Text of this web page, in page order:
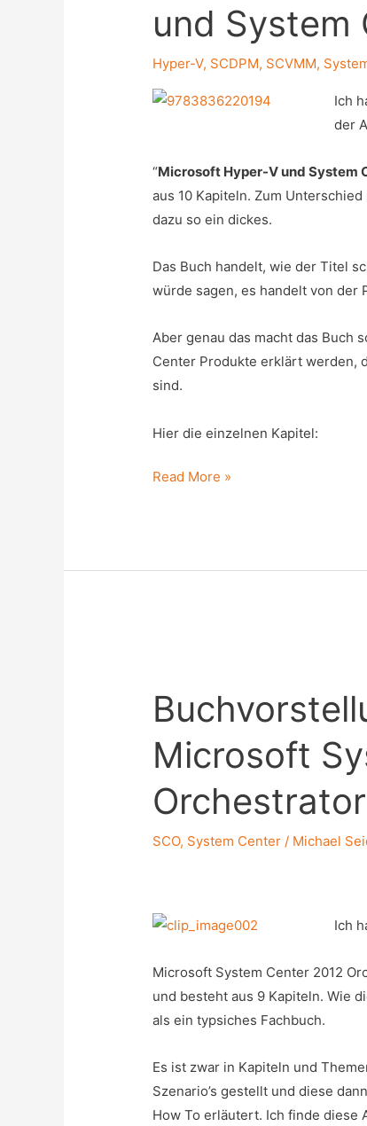
und System
Hyper-V, SCDPM, SCVMM,
Ich
der
“Microsoft Hyper-V und System
aus 10 Kapiteln. Zum
dazu so ein dickes.
Das Buch handelt, wie der Titel
würde sagen, es handelt von der
Aber genau das macht das Buch
Center Produkte erklärt werden,
sind.
Hier die einzelnen Kapitel:
Buchvorstellung:
und
Read More »
Microsoft
SCO, System Center / Michael
Ich
Microsoft System Center 2012
und besteht aus 9 Kapiteln. Wie
als ein typsiches Fachbuch.
Es ist zwar in Kapiteln und
Szenario’s gestellt und diese
How To erläutert. Ich finde diese